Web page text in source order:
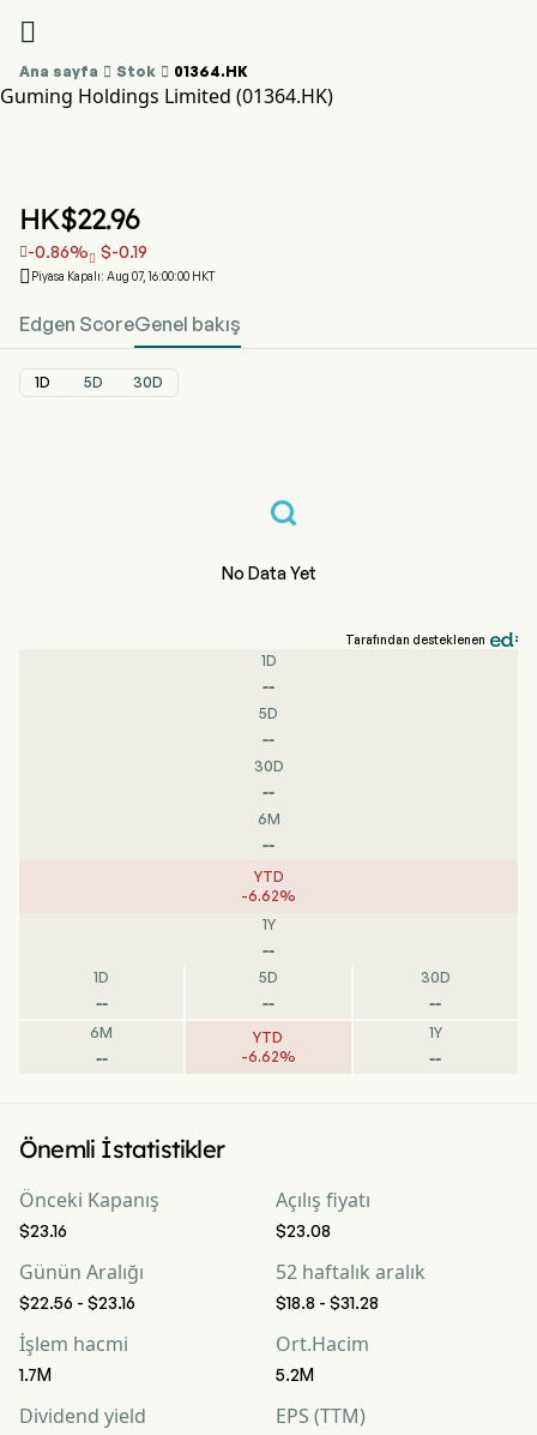

Ana sayfa  Stok  01364.HK
Guming Holdings Limited (01364.HK)
HK$22.96
-0.86% $-0.19
 Piyasa Kapalı: Aug 07, 16:00:00 HKT
Edgen ScoreGenel bakış
1D 5D 30D
No Data Yet
Tarafından desteklenen
1D
--
5D
--
30D
--
6M
--
YTD
-6.62%
1Y
--
1D
--
5D
--
30D
--
6M
--
YTD
-6.62%
1Y
--
Önemli İstatistikler
Önceki Kapanış
$23.16
Açılış fiyatı
$23.08
Günün Aralığı
$22.56 - $23.16
52 haftalık aralık
$18.8 - $31.28
İşlem hacmi
1.7M
Ort.Hacim
5.2M
Dividend yield EPS (TTM)